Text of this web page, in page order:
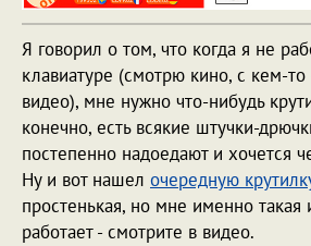
Я говорил о том, что когда я не
клавиатуре (смотрю кино, с кем-
видео), мне нужно что-нибудь
конечно, есть всякие штучки-
постепенно надоедают и хочется
Ну и вот нашел очередную
простенькая, но мне именно такая
работает - смотрите в видео.